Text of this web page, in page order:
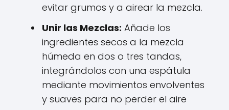
evitar grumos y a airear la mezcla.
Unir las Mezclas: Añade los
ingredientes secos a la mezcla
húmeda en dos o tres tandas,
integrándolos con una espátula
mediante movimientos envolventes
y suaves para no perder el aire